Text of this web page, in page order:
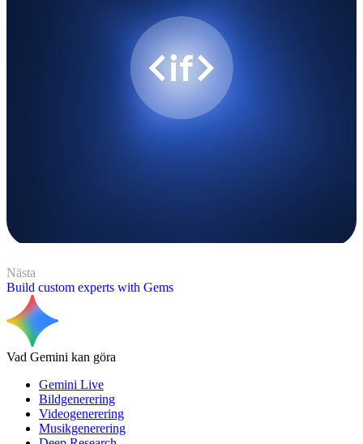
Nästa
Build custom experts with Gems
Vad Gemini kan göra
Gemini Live
Bildgenerering
Videogenerering
Musikgenerering